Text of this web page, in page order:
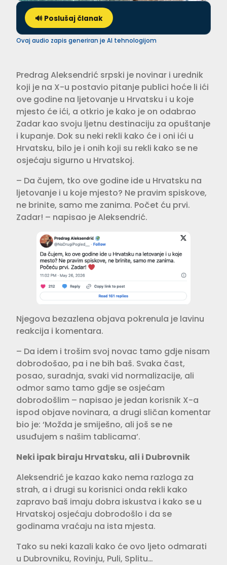
🔊 Poslušaj članak
Ovaj audio zapis generiran je AI tehnologijom
Predrag Aleksendrić srpski je novinar i urednik
koji je na X-u postavio pitanje publici hoće li ići
ove godine na ljetovanje u Hrvatsku i u koje
mjesto će ići, a otkrio je kako je on odabrao
Zadar kao svoju ljetnu destinaciju za opuštanje
i kupanje. Dok su neki rekli kako će i oni ići u
Hrvatsku, bilo je i onih koji su rekli kako se ne
osjećaju sigurno u Hrvatskoj.
– Da čujem, tko ove godine ide u Hrvatsku na
ljetovanje i u koje mjesto? Ne pravim spiskove,
ne brinite, samo me zanima. Počet ću prvi.
Zadar! – napisao je Aleksendrić.
Njegova bezazlena objava pokrenula je lavinu
reakcija i komentara.
– Da idem i trošim svoj novac tamo gdje nisam
dobrodošao, pa i ne bih baš. Svaka čast,
posao, suradnja, svaki vid normalizacije, ali
odmor samo tamo gdje se osjećam
dobrodošlim – napisao je jedan korisnik X-a
ispod objave novinara, a drugi sličan komentar
bio je: ‘Možda je smiješno, ali još se ne
usuđujem s našim tablicama’.
Neki ipak biraju Hrvatsku, ali i Dubrovnik
Aleksendrić je kazao kako nema razloga za
strah, a i drugi su korisnici onda rekli kako
zapravo baš imaju dobra iskustva i kako se u
Hrvatskoj osjećaju dobrodošlo i da se
godinama vraćaju na ista mjesta.
Tako su neki kazali kako će ovo ljeto odmarati
u Dubrovniku, Rovinju, Puli, Splitu…